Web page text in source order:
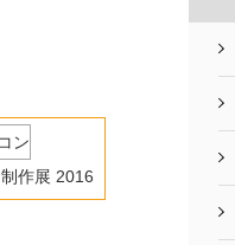
作展 2016